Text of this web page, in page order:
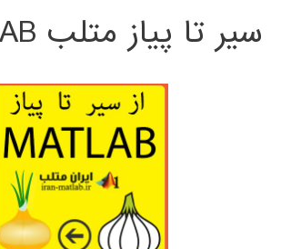
سیر تا پیاز متلب MATLAB